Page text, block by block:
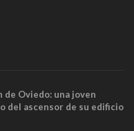
Oviedo: una joven
del ascensor de su edificio
últimos minutos